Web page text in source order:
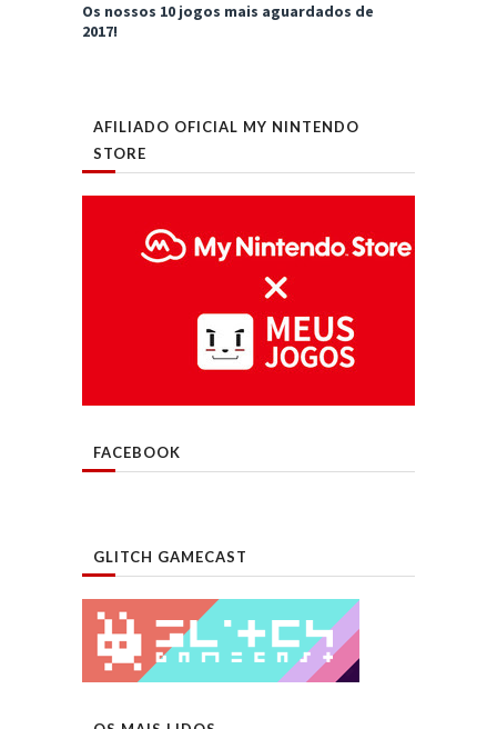
Os nossos 10 jogos mais aguardados de
2017!
AFILIADO OFICIAL MY NINTENDO
STORE
FACEBOOK
GLITCH GAMECAST